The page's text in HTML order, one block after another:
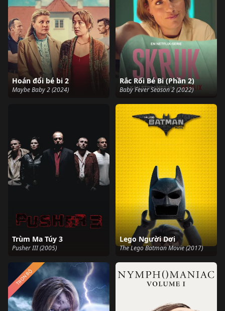
Hoán đổi bé bi 2
Maybe Baby 2 (2024)
Rắc Rối Bé Bi (Phần 2)
Baby Fever Season 2 (2022)
Trùm Ma Túy 3
Pusher III (2005)
Lego Người Dơi
The Lego Batman Movie (2017)
TRỌN BỘ